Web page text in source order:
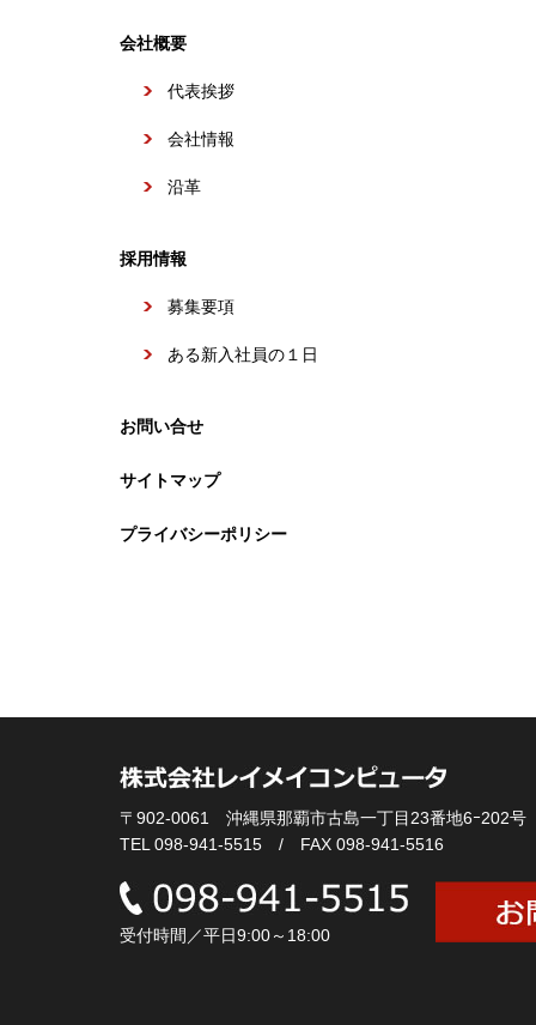
会社概要
代表挨拶
会社情報
沿革
採用情報
募集要項
ある新入社員の１日
お問い合せ
サイトマップ
プライバシーポリシー
〒902-0061 沖縄県那覇市古島一丁目23番地6ｰ202号
TEL 098-941-5515 / FAX 098-941-5516
受付時間／平日9:00～18:00